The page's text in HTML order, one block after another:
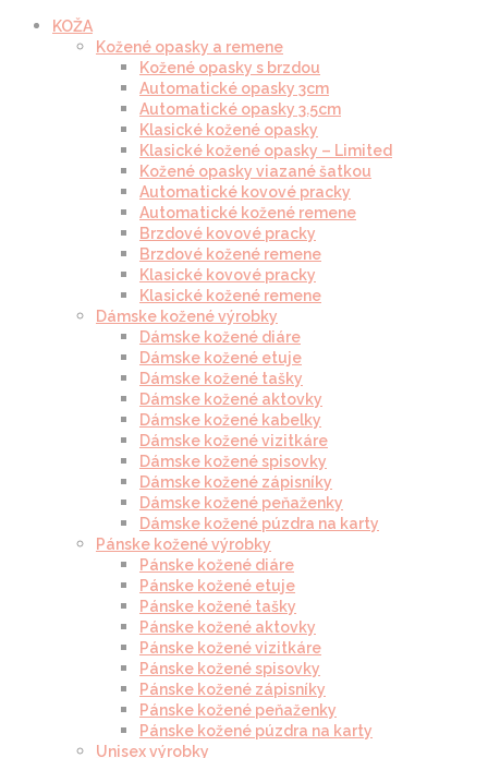
KOŽA
Kožené opasky a remene
Kožené opasky s brzdou
Automatické opasky 3cm
Automatické opasky 3.5cm
Klasické kožené opasky
Klasické kožené opasky – Limited
Kožené opasky viazané šatkou
Automatické kovové pracky
Automatické kožené remene
Brzdové kovové pracky
Brzdové kožené remene
Klasické kovové pracky
Klasické kožené remene
Dámske kožené výrobky
Dámske kožené diáre
Dámske kožené etuje
Dámske kožené tašky
Dámske kožené aktovky
Dámske kožené kabelky
Dámske kožené vizitkáre
Dámske kožené spisovky
Dámske kožené zápisníky
Dámske kožené peňaženky
Dámske kožené púzdra na karty
Pánske kožené výrobky
Pánske kožené diáre
Pánske kožené etuje
Pánske kožené tašky
Pánske kožené aktovky
Pánske kožené vizitkáre
Pánske kožené spisovky
Pánske kožené zápisníky
Pánske kožené peňaženky
Pánske kožené púzdra na karty
Unisex výrobky